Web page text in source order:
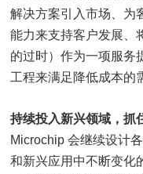
解决方案引入市场、为
能力来支持客户发展、
的过时）作为一项服务
工程来满足降低成本的
持续投入新兴领域，抓
Microchip 会继续设计
和新兴应用中不断变化